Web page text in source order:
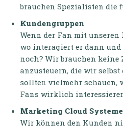
brauchen Spezialisten die
Kundengruppen
Wenn der Fan mit
wo interagiert er dann
noch? Wir brauchen keine
anzusteuern, die wir
sollten vielmehr schauen,
Fans wirklich
Marketing Cloud Systeme
Wir können den Kunden